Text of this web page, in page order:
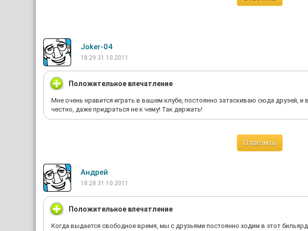
Joker-04
18:29 31.10.2011
Положительное впечатление
Мне очень нравится играть в вашем клубе, постоянно затаскиваю сюда друзей, и
честно, даже придраться не к чему! Так держать!
Ответить
Андрей
18:28 31.10.2011
Положительное впечатление
Когда выдается свободное время, мы с друзьями постоянно ходим в этот